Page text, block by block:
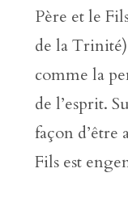
Père et le
de la
comme la
de l’esprit.
façon d’être
Fils est